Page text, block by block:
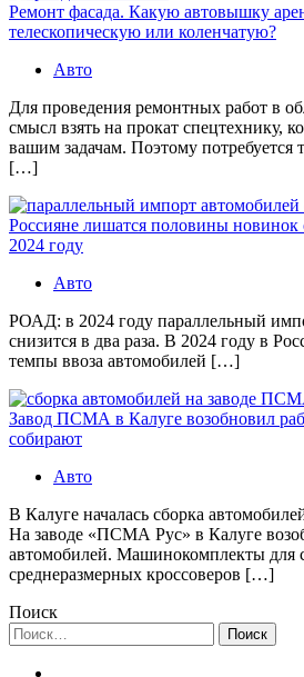
Ремонт фасада. Какую автовышку
телескопическую или коленчатую?
Авто
Для проведения ремонтных работ в
смысл взять на прокат спецтехнику,
вашим задачам. Поэтому потребуется
[…]
Россияне лишатся половины
2024 году
Авто
РОАД: в 2024 году параллельный
снизится в два раза. В 2024 году в
темпы ввоза автомобилей […]
Завод ПСМА в Калуге возобновил
собирают
Авто
В Калуге началась сборка
На заводе «ПСМА Рус» в Калуге
автомобилей. Машинокомплекты для
среднеразмерных кроссоверов […]
Поиск
Найти: